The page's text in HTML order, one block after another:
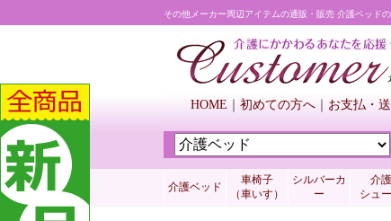
その他メーカー周辺アイテムの通販・販売 介護ベッド
HOME 初めての方へ お支払・
介護ベッド
車椅子
（車いす）
シルバーカ
ー
介護
シュ